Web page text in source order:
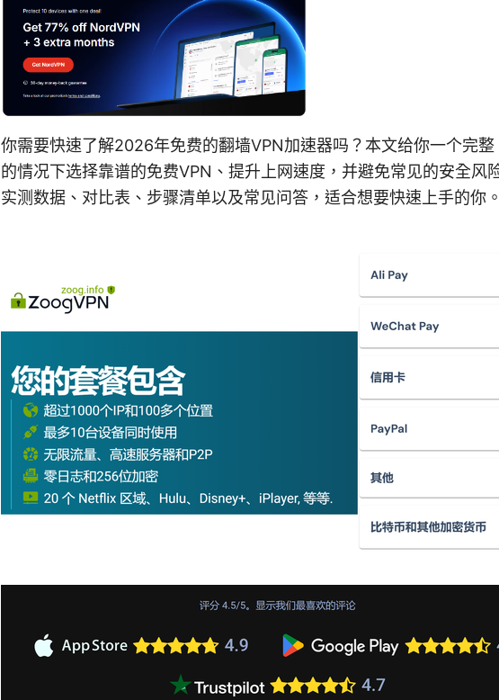
你需要快速了解2026年免费的翻墙VPN加速器吗？本文给你一个完
的情况下选择靠谱的免费VPN、提升上网速度，并避免常见的安全风
实测数据、对比表、步骤清单以及常见问答，适合想要快速上手的你。